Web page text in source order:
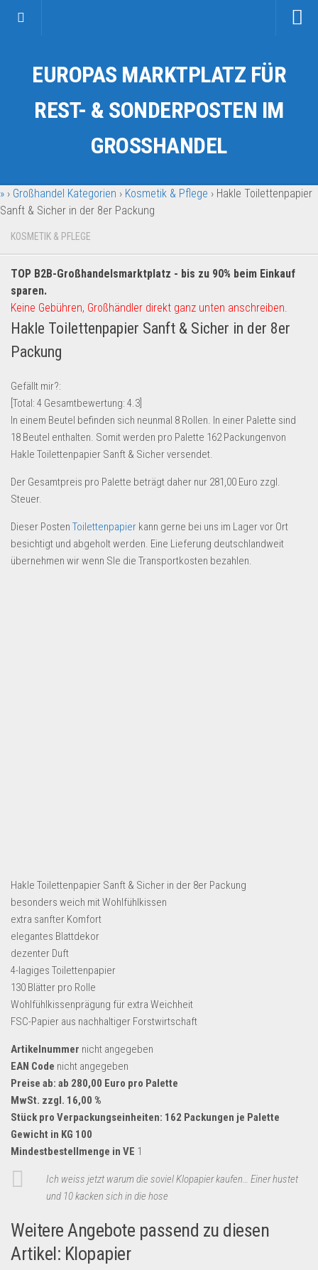
Kategorien
Auto & Motorrad
Fahrzeuge & Transport
Garten & Werkzeug
Geschäft, Büro & Schreibwaren
Geschenkartikel
Handy und Smartphone
Kosmetik & Pflege
Lebensmittel & Getränke
Multimedia & Elektro
Münzen
Spielzeug & Games
Sport & Freizeit
Uhren & Schmuck
Wohnen & Einrichten
Restposten-Angebote
Restposten für Privatpersonen
EUROPAS MARKTPLATZ FÜR
REST- & SONDERPOSTEN IM
GROSSHANDEL
» › Großhandel Kategorien › Kosmetik & Pflege › Hakle Toilettenpapier
Sanft & Sicher in der 8er Packung
KOSMETIK & PFLEGE
TOP B2B-Großhandelsmarktplatz - bis zu 90% beim Einkauf
sparen.
Keine Gebühren, Großhändler direkt ganz unten anschreiben.
Hakle Toilettenpapier Sanft & Sicher in der 8er
Packung
Gefällt mir?:
[Total: 4 Gesamtbewertung: 4.3
In einem Beutel befinden sich neunmal 8 Rollen. In einer Palette sind
18 Beutel enthalten. Somit werden pro Palette 162 Packungenvon
Hakle Toilettenpapier Sanft & Sicher versendet.
Der Gesamtpreis pro Palette beträgt daher nur 281,00 Euro zzgl.
Steuer.
Dieser Posten Toilettenpapier kann gerne bei uns im Lager vor Ort
besichtigt und abgeholt werden. Eine Lieferung deutschlandweit
übernehmen wir wenn SIe die Transportkosten bezahlen.
Hakle Toilettenpapier Sanft & Sicher in der 8er Packung
besonders weich mit Wohlfühlkissen
extra sanfter Komfort
elegantes Blattdekor
dezenter Duft
4-lagiges Toilettenpapier
130 Blätter pro Rolle
Wohlfühlkissenprägung für extra Weichheit
FSC-Papier aus nachhaltiger Forstwirtschaft
Artikelnummer nicht angegeben
EAN Code nicht angegeben
Preise ab: ab 280,00 Euro pro Palette
MwSt. zzgl. 16,00 %
Stück pro Verpackungseinheiten: 162 Packungen je Palette
Gewicht in KG 100
Mindestbestellmenge in VE 1
Ich weiss jetzt warum die soviel Klopapier kaufen… Einer hustet
und 10 kacken sich in die hose
Weitere Angebote passend zu diesen
Artikel: Klopapier